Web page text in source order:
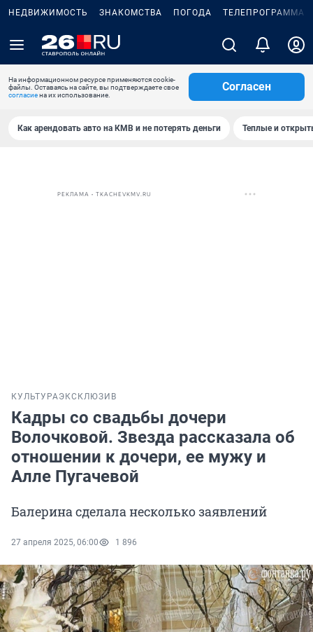
НЕДВИЖИМОСТЬ ЗНАКОМСТВА ПОГОДА ТЕЛЕПРОГРАММА
На информационном ресурсе применяются cookie-
файлы. Оставаясь на сайте, вы подтверждаете свое
согласиена их использование.
Согласен
Как арендовать авто на КМВ и не потерять деньги Теплые и
РЕКЛАМА • TKACHEVKMV.RU
КУЛЬТУРАЭКСКЛЮЗИВ
Кадры со свадьбы дочери
Волочковой. Звезда рассказала об
отношении к дочери, ее мужу и
Алле Пугачевой
Балерина сделала несколько заявлений
27 апреля 2025, 06:00 1 896